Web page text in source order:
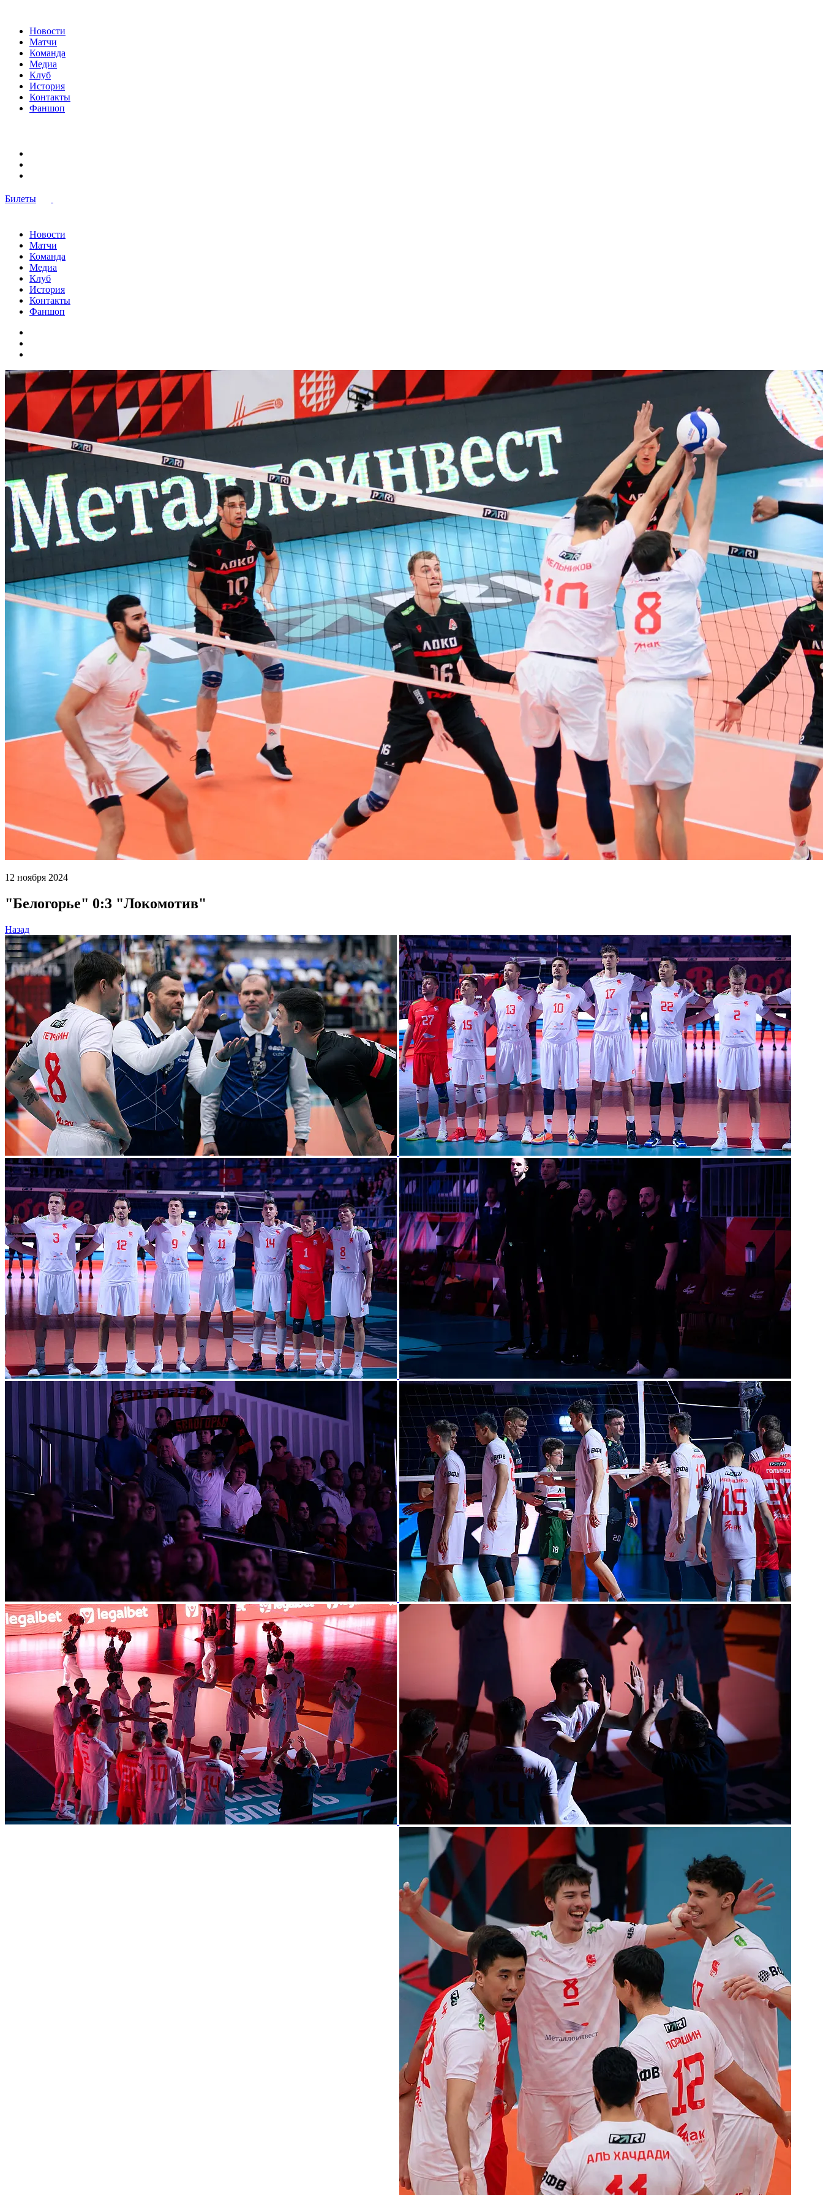
Новости
Матчи
Команда
Медиа
Клуб
История
Контакты
Фаншоп
Билеты
Новости
Матчи
Команда
Медиа
Клуб
История
Контакты
Фаншоп
12 ноября 2024
"Белогорье" 0:3 "Локомотив"
Назад